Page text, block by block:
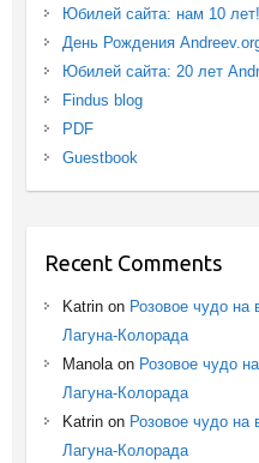
Юбилей сайта: нам 10 лет!
День Рождения
Юбилей сайта: 20 лет
Findus blog
PDF
Guestbook
Recent Comments
Katrinon Розовое чудо на
Лагуна-Колорада
Manolaon Розовое чудо
Лагуна-Колорада
Katrinon Розовое чудо на
Лагуна-Колорада